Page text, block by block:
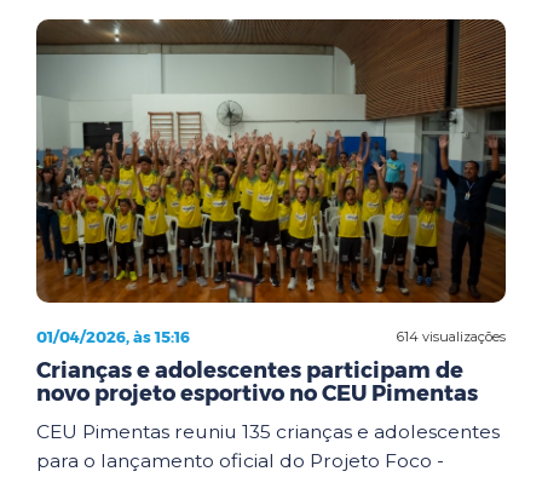
614 visualizações
01/04/2026, às 15:16
Crianças e adolescentes participam de
novo projeto esportivo no CEU Pimentas
CEU Pimentas reuniu 135 crianças e adolescentes
para o lançamento oficial do Projeto Foco -